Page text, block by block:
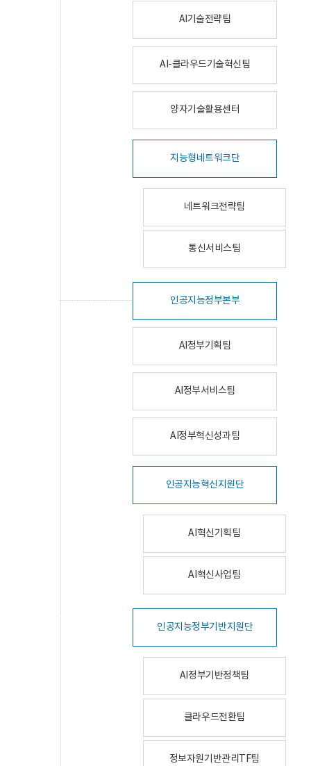
AI기술전략팀
AI-클라우드기술혁신팀
양자기술활용센터
지능형네트워크단
네트워크전략팀
통신서비스팀
인공지능정부본부
AI정부기획팀
AI정부서비스팀
AI정부혁신성과팀
인공지능혁신지원단
AI혁신기획팀
AI혁신사업팀
인공지능정부기반지원단
AI정부기반정책팀
클라우드전환팀
정보자원기반관리TF팀